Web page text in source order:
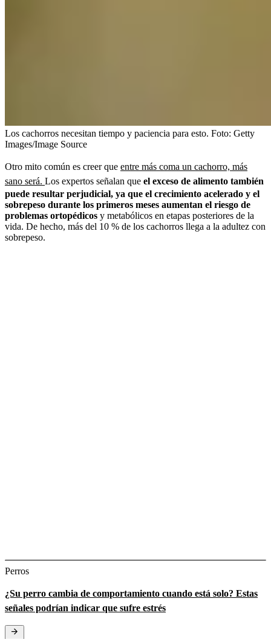
Los cachorros necesitan tiempo y paciencia para esto. Foto: Getty
Images/Image Source
Otro mito común es creer que entre más coma un cachorro, más
sano será. Los expertos señalan que el exceso de alimento también
puede resultar perjudicial, ya que el crecimiento acelerado y el
sobrepeso durante los primeros meses aumentan el riesgo de
problemas ortopédicos y metabólicos en etapas posteriores de la
vida. De hecho, más del 10 % de los cachorros llega a la adultez con
sobrepeso.
Perros
¿Su perro cambia de comportamiento cuando está solo? Estas
señales podrían indicar que sufre estrés